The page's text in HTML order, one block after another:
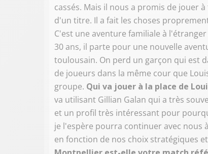
cassés. Mais il nous a promis de jouer
d'un titre. Il a fait les choses
C'est une aventure familiale à
30 ans, il parte pour une nouvelle
toulousain. On perd un garçon qui est
de joueurs dans la même cour que
groupe. Qui va jouer à la place de
va utilisant Gillian Galan qui a très
et un profil très intéressant pour
je l'espère pourra continuer avec nous
en fonction de nos choix stratégiques